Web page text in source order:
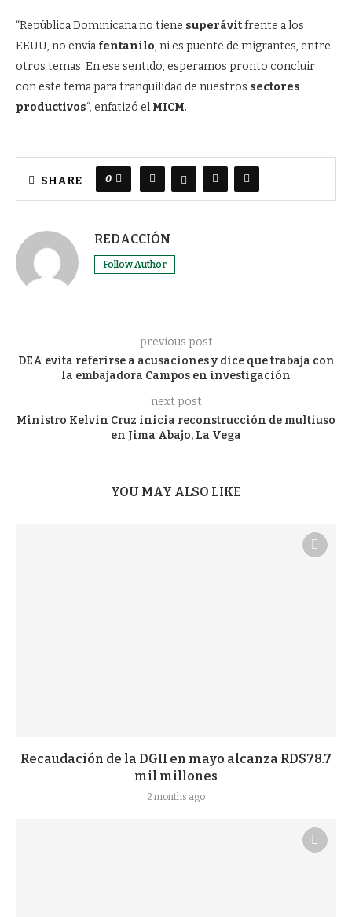
“República Dominicana no tiene superávitfrente a los
EEUU, no envía fentanilo, ni es puente de migrantes, entre
otros temas. En ese sentido, esperamos pronto concluir
con este tema para tranquilidad de nuestros sectores
productivos“, enfatizó el MICM.
SHARE 0
REDACCIÓN
Follow Author
previous post
DEA evita referirse a acusaciones y dice que trabaja con
la embajadora Campos en investigación
next post
Ministro Kelvin Cruz inicia reconstrucción de multiuso
en Jima Abajo, La Vega
YOU MAY ALSO LIKE
Recaudación de la DGII en mayo alcanza RD$78.7
mil millones
2 months ago